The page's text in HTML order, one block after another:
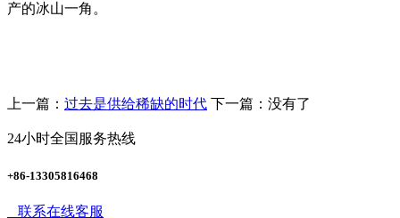
产的冰山一角。
上一篇： 过去是供给稀缺的时代 下一篇：没有了
24小时全国服务热线
+86-13305816468
联系在线客服